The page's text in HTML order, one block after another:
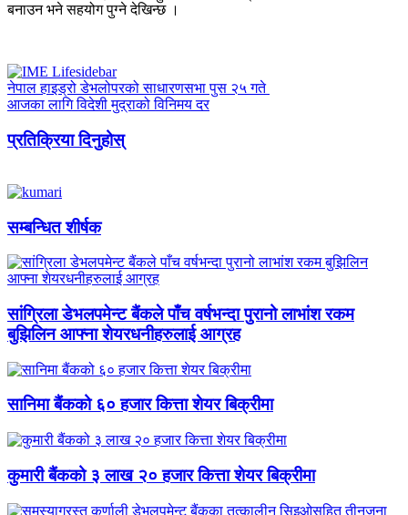
बनाउन भने सहयोग पुग्ने देखिन्छ ।
नेपाल हाइड्रो डेभलोपरको साधारणसभा पुस २५ गते
आजका लागि विदेशी मुद्राको विनिमय दर
प्रतिक्रिया दिनुहोस्
सम्बन्धित शीर्षक
सांग्रिला डेभलपमेन्ट बैंकले पाँच वर्षभन्दा पुरानो लाभांश रकम
बुझिलिन आफ्ना शेयरधनीहरुलाई आग्रह
सानिमा बैंकको ६० हजार कित्ता शेयर बिक्रीमा
कुमारी बैंकको ३ लाख २० हजार कित्ता शेयर बिक्रीमा